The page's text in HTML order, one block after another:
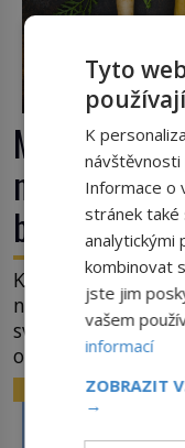
Mrkev není
neuvěřitelný
barvou
Když dnes
nás očekává sytě
své historie je
oranžová. Je
téměř černá. Až
šlechtění se z ní
ZAJÍMAVOSTI
Tyto
K
Informace o
stránek také
analytickými
kombinovat
jste jim
vašem
informací
ZOBRAZIT
→